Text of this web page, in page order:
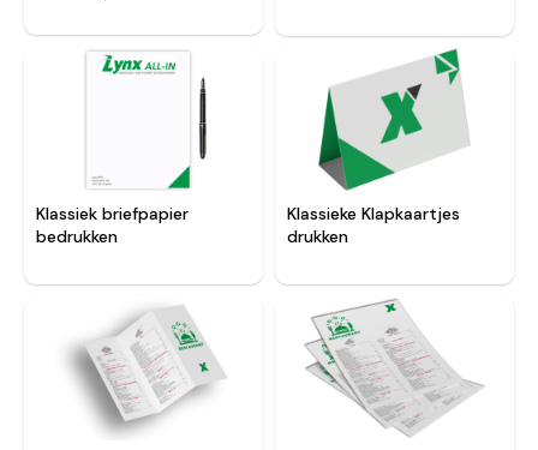
Klassiek briefpapier
bedrukken
Klassieke Klapkaartjes
drukken